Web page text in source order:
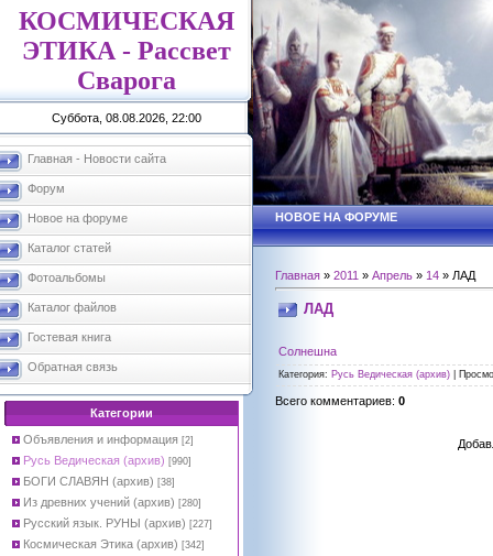
КОСМИЧЕСКАЯ
ЭТИКА - Рассвет
Сварога
Суббота, 08.08.2026, 22:00
Главная - Новости сайта
Форум
Новое на форуме
Каталог статей
Фотоальбомы
Каталог файлов
Гостевая книга
Обратная связь
Категории
Объявления и информация [2]
Русь Ведическая (архив) [990]
БОГИ СЛАВЯН (архив) [38]
Из древних учений (архив) [280]
Русский язык. РУНЫ (архив) [227]
Космическая Этика (архив) [342]
НОВОЕ НА ФОРУМЕ
Главная » 2011 » Апрель » 14 » ЛАД
ЛАД
Солнешна
Категория: Русь Ведическая (архив)
Всего комментариев: 0